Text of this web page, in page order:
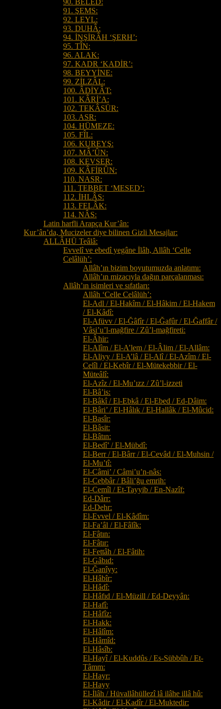
91. ŞEMS:
92. LEYL:
93. DUHÂ:
94. İNŞİRÂH ‘ŞERH’:
95. TÎN:
96. ALAK:
97. KADR ‘KADİR’:
98. BEYYİNE:
99. ZİLZÂL:
100. ÂDİYÂT:
101. KÂRİ’A:
102. TEKÂSÜR:
103. ASR:
104. HÜMEZE:
105. FÎL:
106. KUREYŞ:
107. MÂ’ÛN:
108. KEVSER:
109. KÂFİRÛN:
110. NASR:
111. TEBBET ‘MESED’:
112. İHLÂS:
113. FELÂK:
114. NÂS:
Latin harfli Arapça Kur’ân:
Kur’ân’da, Mucizeler diye bilinen Gizli Mesajlar:
ALLÂHÜ Teâlâ:
Evvelî ve ebedî yegâne İlâh, Allâh ‘Celle
Celâlüh’:
Allâh’ın bizim boyutumuzda anlatımı:
Allâh’ın mizacıyla dağın parçalanması:
Allâh’ın isimleri ve sıfatları:
Allâh ‘Celle Celâlüh’:
El-Adl / El-Hakîm / El-Hâkim / El-Hakem
/ El-Kâdî:
El-Afüvv / El-Ğâfîr / El-Ğafûr / El-Ğaffâr /
Vâsi’u’l-mağfire / Zû’l-mağfireti:
El-Âhir:
El-Alîm / El-A’lem / El-Âlim / El-Allâm:
El-Aliyy / El-A’lâ / El-Alî / El-Azîm / El-
Celîl / El-Kebîr / El-Mütekebbir / El-
Müteâlî:
El-Azîz / El-Mu’ızz / Zû’l-izzeti
El-Bâ’is:
El-Bâkî / El-Ebkâ / El-Ebed / Ed-Dâim:
El-Bâri’ / El-Hâlık / El-Hallâk / El-Mûcid:
El-Basîr:
El-Bâsit:
El-Bâtın:
El-Bedî’ / El-Mübdî:
El-Berr / El-Bârr / El-Cevâd / El-Muhsin /
El-Mu’tî:
El-Câmi’ / Câmi’u’n-nâs:
El-Cebbâr / Bâli’ğu emrih:
El-Cemîl / Et-Tayyib / En-Nazîf:
Ed-Dârr:
Ed-Dehr:
El-Evvel / El-Kâdîm:
El-Fa’âl / El-Fâlîk:
El-Fâtın:
El-Fâtır:
El-Fettâh / El-Fâtih:
El-Gâbıd:
El-Ğanîyy:
El-Hâbîr:
El-Hâdî:
El-Hâfıd / El-Müzill / Ed-Deyyân:
El-Hafî:
El-Hâfîz:
El-Hakk:
El-Hâlîm:
El-Hâmîd:
El-Hâsîb:
El-Hayî / El-Kuddûs / Es-Sübbûh / Et-
Tâmm:
El-Hayr:
El-Hayy
El-İlâh / Hüvallâhüllezî lâ ilâhe illâ hû:
El-Kâdir / El-Kadîr / El-Muktedir: